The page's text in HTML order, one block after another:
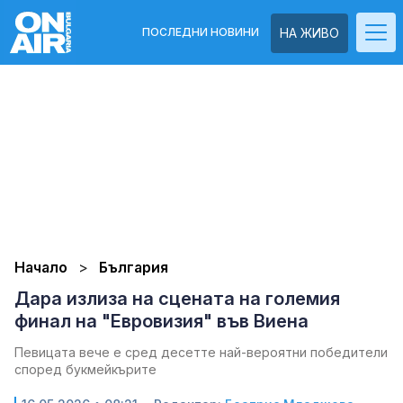
НА ЖИВО
ПОСЛЕДНИ НОВИНИ
Начало България
Дара излиза на сцената на големия
финал на "Евровизия" във Виена
Певицата вече е сред десетте най-вероятни победители
според букмейкърите